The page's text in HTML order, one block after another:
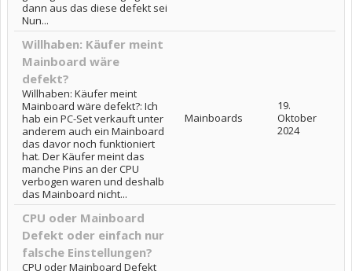
dann aus das diese defekt sei
Nun...
Willhaben: Käufer meint
Mainboard wäre
defekt?
Willhaben: Käufer meint
Mainboard wäre defekt?: Ich
hab ein PC-Set verkauft unter
anderem auch ein Mainboard
das davor noch funktioniert
hat. Der Käufer meint das
manche Pins an der CPU
verbogen waren und deshalb
das Mainboard nicht...
Mainboards
19.
Oktober
2024
CPU oder Mainboard
Defekt oder einfach nur
falsche Einstellungen?
CPU oder Mainboard Defekt